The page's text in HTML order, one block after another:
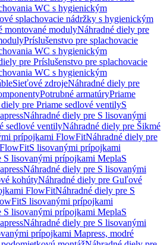
WC s hygienickým
splachovacie nádržky s hygienickým
montované modulyNáhradné diely pre
Príslušenstvo pre splachovacie
WC s hygienickým
pre Príslušenstvo pre splachovacie
WC s hygienickým
Sieťové zdrojeNáhradné diely pre
Potrubné armatúryPriame
pre Priame sedlové ventilyS
Náhradné diely pre S lisovanými
sedlové ventilyNáhradné diely pre Šikmé
prípojkami FlowFitNáhradné diely pre
S lisovanými prípojkami
S lisovanými prípojkami MeplaS
Náhradné diely pre S lisovanými
kohútyNáhradné diely pre Guľové
FlowFitNáhradné diely pre S
S lisovanými prípojkami
S lisovanými prípojkami MeplaS
Náhradné diely pre S lisovanými
prípojkami Mapress, modré